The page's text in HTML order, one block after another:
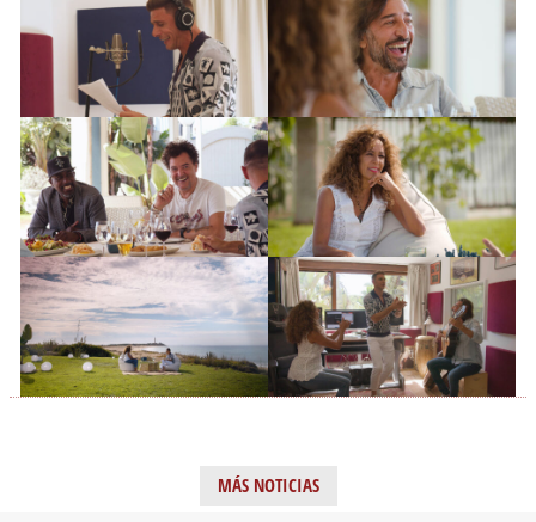
MÁS NOTICIAS